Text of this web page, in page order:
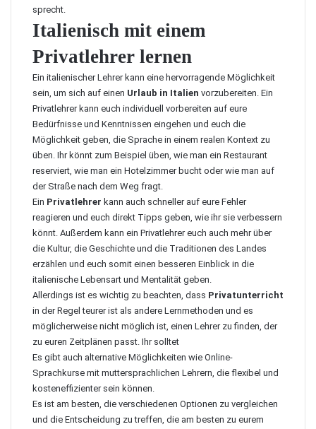
sprecht.
Italienisch mit einem
Privatlehrer lernen
Ein italienischer Lehrerkann eine hervorragende Möglichkeit
sein, um sich auf einen Urlaub in Italien vorzubereiten. Ein
Privatlehrer kann euch individuell vorbereiten auf eure
Bedürfnisse und Kenntnissen eingehen und euch die
Möglichkeit geben, die Sprache in einem realen Kontext zu
üben. Ihr könnt zum Beispiel üben, wie man ein Restaurant
reserviert, wie man ein Hotelzimmer bucht oder wie man auf
der Straße nach dem Weg fragt.
Ein Privatlehrer kann auch schneller auf eure Fehler
reagieren und euch direkt Tipps geben, wie ihr sie verbessern
könnt. Außerdem kann ein Privatlehrer euch auch mehr über
die Kultur, die Geschichte und die Traditionen des Landes
erzählen und euch somit einen besseren Einblick in die
italienische Lebensart und Mentalität geben.
Allerdings ist es wichtig zu beachten, dass Privatunterricht
in der Regel teurer ist als andere Lernmethoden und es
möglicherweise nicht möglich ist, einen Lehrer zu finden, der
zu euren Zeitplänen passt. Ihr solltet
Es gibt auch alternative Möglichkeiten wie Online-
Sprachkurse mit muttersprachlichen Lehrern, die flexibel und
kosteneffizienter sein können.
Es ist am besten, die verschiedenen Optionen zu vergleichen
und die Entscheidung zu treffen, die am besten zu eurem